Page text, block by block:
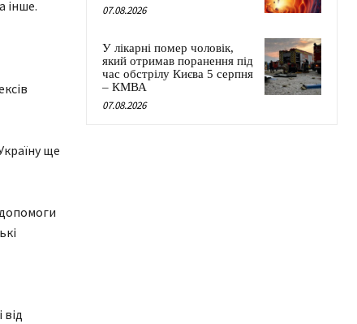
інше.
ще
07.08.2026
У лікарні помер чоловік,
який отримав поранення під
час обстрілу Києва 5 серпня
– КМВА
07.08.2026